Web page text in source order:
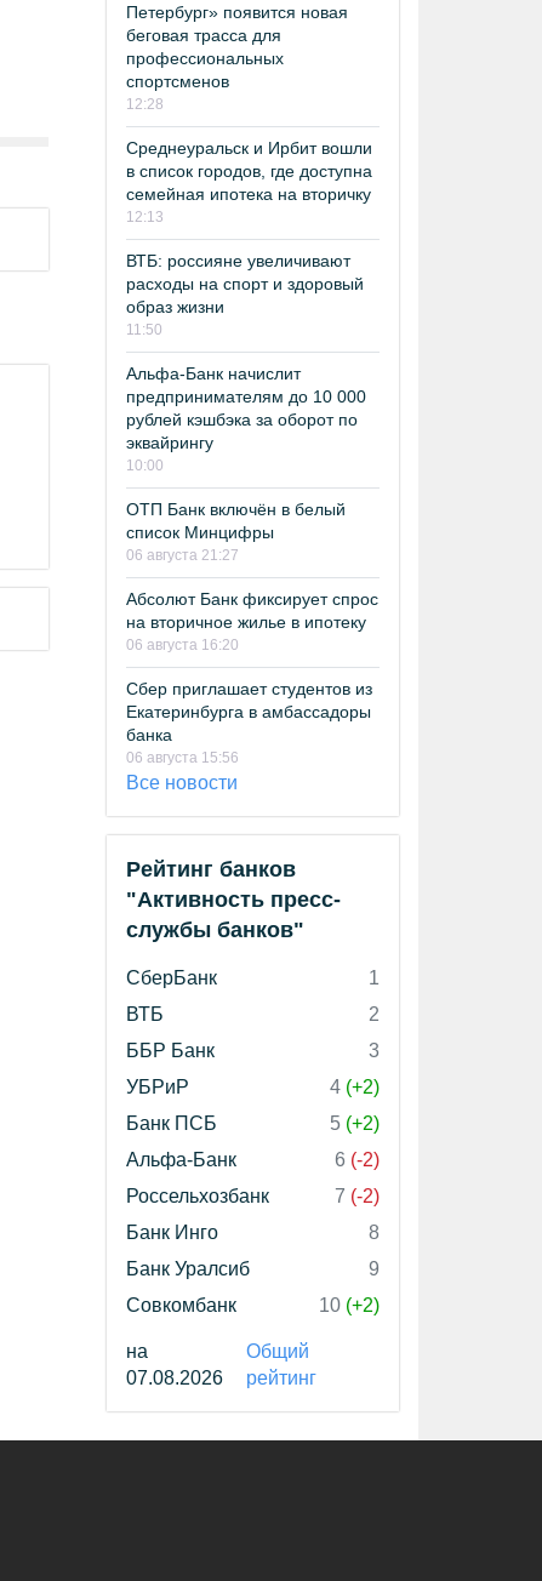
Петербург» появится новая
беговая трасса для
профессиональных
спортсменов
12:28
Среднеуральск и Ирбит вошли
в список городов, где доступна
семейная ипотека на вторичку
12:13
ВТБ: россияне увеличивают
расходы на спорт и здоровый
образ жизни
11:50
Альфа-Банк начислит
предпринимателям до 10 000
рублей кэшбэка за оборот по
эквайрингу
10:00
ОТП Банк включён в белый
список Минцифры
06 августа 21:27
Абсолют Банк фиксирует спрос
на вторичное жилье в ипотеку
06 августа 16:20
Сбер приглашает студентов из
Екатеринбурга в амбассадоры
банка
06 августа 15:56
Все новости
Рейтинг банков
"Активность пресс-
службы банков"
СберБанк
1
ВТБ
2
ББР Банк
3
УБРиР
4 (+2)
Банк ПСБ
5 (+2)
Альфа-Банк
6 (-2)
Россельхозбанк
7 (-2)
Банк Инго
8
Банк Уралсиб
9
Совкомбанк
10 (+2)
на
07.08.2026
Общий
рейтинг